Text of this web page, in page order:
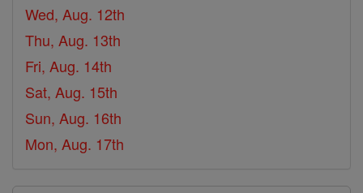
Wed, Aug. 12th
Thu, Aug. 13th
Fri, Aug. 14th
Sat, Aug. 15th
Sun, Aug. 16th
Mon, Aug. 17th